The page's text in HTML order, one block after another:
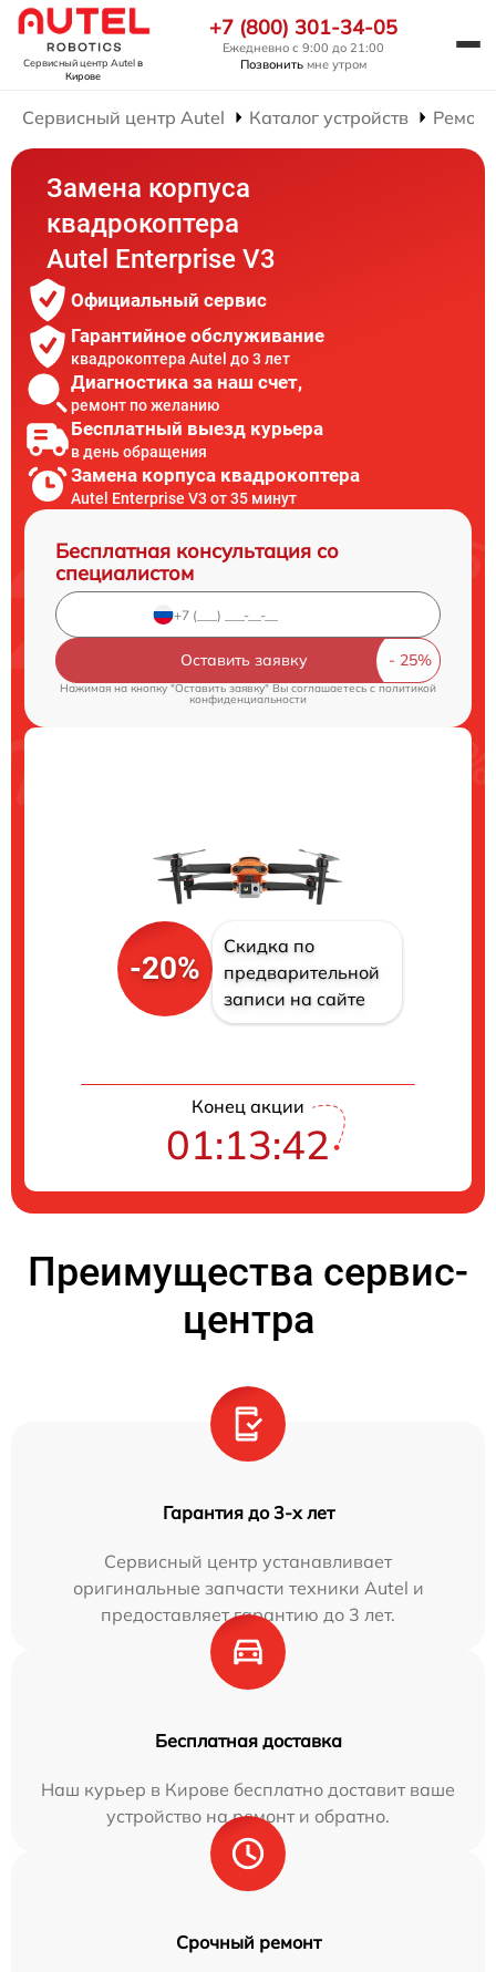
Сервисный центр Autelв
Кирове
+7 (800) 301-34-05
Ежедневно с 9:00 до 21:00
Позвонить мне утром
Сервисный центр Autel Каталог устройств
Замена корпуса
квадрокоптера
Autel Enterprise V3
Официальный сервис
Гарантийное обслуживание
квадрокоптера Autel до 3 лет
Диагностика за наш счет,
ремонт по желанию
Бесплатный выезд курьера
в день обращения
Замена корпуса квадрокоптера
Autel Enterprise V3 от 35 минут
Бесплатная консультация со
специалистом
Оставить заявку
Нажимая на кнопку "Оставить заявку" Вы соглашаетесь c политикой
конфиденциальности
-20%
Скидка по
предварительной
записи на сайте
Конец акции
01:13:42
Преимущества сервис-
центра
Гарантия до 3-х лет
Сервисный центр устанавливает
оригинальные запчасти техники Autel и
предоставляет гарантию до 3 лет.
Бесплатная доставка
Наш курьер в Кирове бесплатно доставит ваше
устройство на ремонт и обратно.
Срочный ремонт